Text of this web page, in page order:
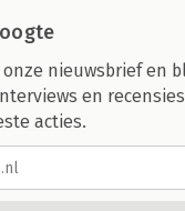
onze nieuwsbrief en
en
acties.